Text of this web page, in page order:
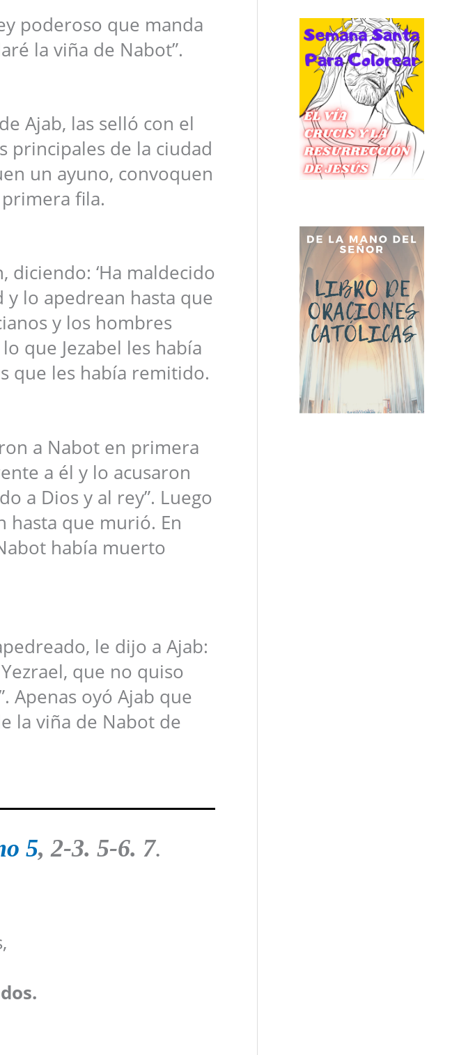
poderoso que manda
la viña de Nabot”.
Ajab, las selló con el
principales de la ciudad
un ayuno, convoquen
fila.
diciendo: ‘Ha maldecido
y lo apedrean hasta que
y los hombres
que Jezabel les había
que les había remitido.
a Nabot en primera
a él y lo acusaron
a Dios y al rey”. Luego
hasta que murió. En
había muerto
le dijo a Ajab:
que no quiso
Apenas oyó Ajab que
la viña de Nabot de
5, 2-3. 5-6. 7.